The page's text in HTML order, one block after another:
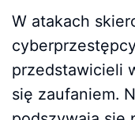
W atakach
przedstawicieli
się zaufaniem.